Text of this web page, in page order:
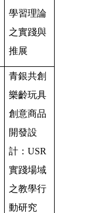
學習理論
之實踐與
推展
青銀共創
樂齡玩具
創意商品
開發設
計：USR
實踐場域
之教學行
動研究